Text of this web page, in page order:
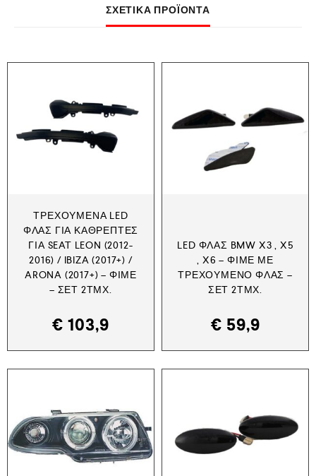
ΣΧΕΤΙΚΆ ΠΡΟΪΌΝΤΑ
ΤΡΕΧΟΎΜΕΝΑ LED
ΦΛΑΣ ΓΙΑ ΚΑΘΡΈΠΤΕΣ
ΓΙΑ SEAT LEON (2012-
2016) / IBIZA (2017+) /
ARONA (2017+) – ΦΙΜΈ
– ΣΕΤ 2ΤΜΧ.
€ 103,9
LED ΦΛΑΣ BMW X3 , X5
, X6 – ΦΙΜΕ ΜΕ
ΤΡΕΧΟΎΜΕΝΟ ΦΛΑΣ –
ΣΕΤ 2ΤΜΧ.
€ 59,9